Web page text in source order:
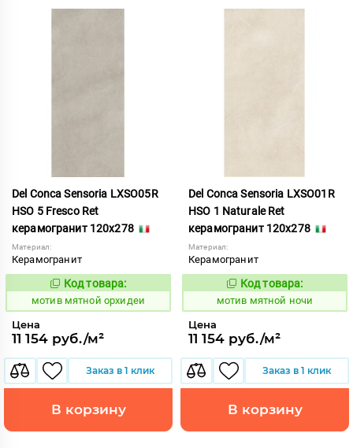
Del Conca Sensoria LXSO05R
HSO 5 Fresco Ret
керамогранит 120x278
Материал:
Керамогранит
1039064
Код товара:
мотив мятной орхидеи
Цена
11 154 руб./м²
Заказ в 1 клик
В корзину
Del Conca Sensoria LXSO01R
HSO 1 Naturale Ret
керамогранит 120x278
Материал:
Керамогранит
1039061
Код товара:
мотив мятной ночи
Цена
11 154 руб./м²
Заказ в 1 клик
В корзину